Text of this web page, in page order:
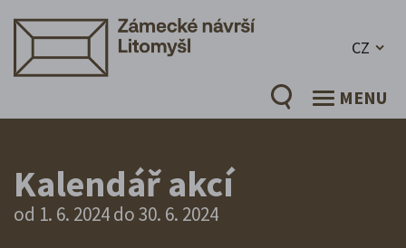
CZ
MENU
Kalendář akcí
od 1. 6. 2024 do 30. 6. 2024